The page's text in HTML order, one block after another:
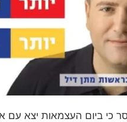
כי ביום העצמאות יצא עם